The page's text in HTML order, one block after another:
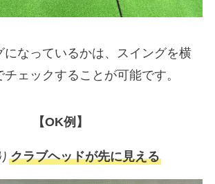
になっているかは、スイングを横
ェックすることが可能です。
【OK例】
クラブヘッドが先に見える